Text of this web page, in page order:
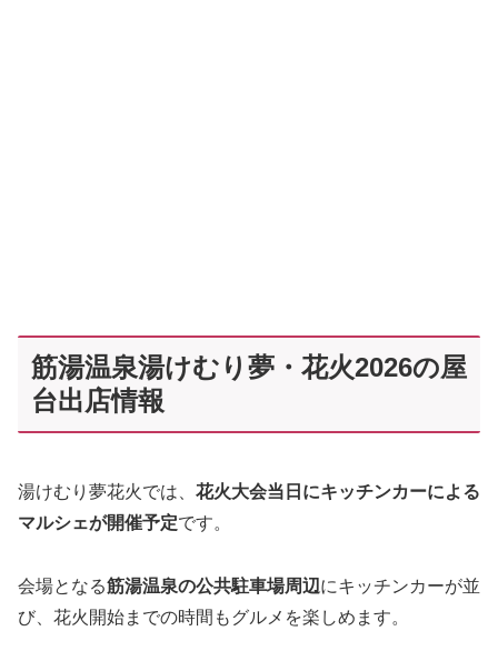
筋湯温泉湯けむり夢・花火2026の屋
台出店情報
湯けむり夢花火では、 花火大会当日にキッチンカーによる
マルシェが開催予定です。
会場となる筋湯温泉の公共駐車場周辺にキッチンカーが並
び、花火開始までの時間もグルメを楽しめます。